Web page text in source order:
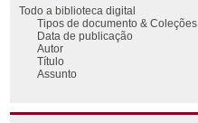
Todo a biblioteca digital
Tipos de documento & Coleções
Data de publicação
Autor
Título
Assunto